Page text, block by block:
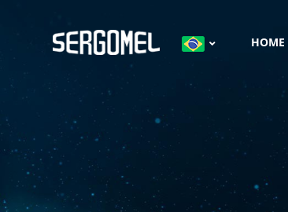
HOME